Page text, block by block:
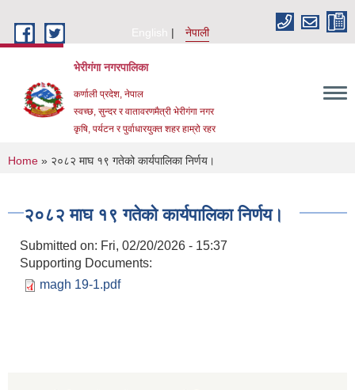
English
नेपाली
भेरीगंगा नगरपालिका
कर्णाली प्रदेश, नेपाल
स्वच्छ, सुन्दर र वातावरणमैत्री भेरीगंगा नगर
कृषि, पर्यटन र पुर्वाधारयुक्त शहर हाम्रो रहर
You are here
Home » २०८२ माघ १९ गतेको कार्यपालिका निर्णय।
२०८२ माघ १९ गतेको कार्यपालिका निर्णय।
Submitted on: Fri, 02/20/2026 - 15:37
Supporting Documents:
magh 19-1.pdf